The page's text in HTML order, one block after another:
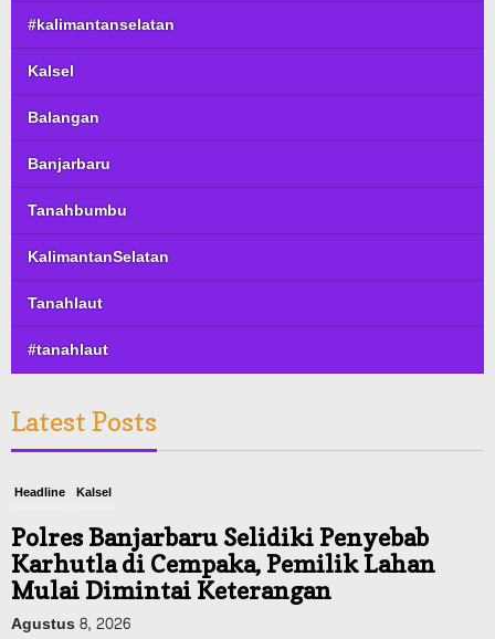
#kalimantanselatan
Kalsel
Balangan
Banjarbaru
Tanahbumbu
KalimantanSelatan
Tanahlaut
#tanahlaut
Latest Posts
Headline Kalsel
Polres Banjarbaru Selidiki Penyebab
Karhutla di Cempaka, Pemilik Lahan
Mulai Dimintai Keterangan
Agustus 8, 2026